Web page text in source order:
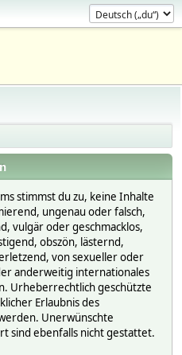
stimmst du zu, keine Inhalte
ungenau oder falsch,
vulgär oder geschmacklos,
obszön, lästernd,
von sexueller oder
anderweitig internationales
Urheberrechtlich geschützte
Erlaubnis des
Unerwünschte
sind ebenfalls nicht gestattet.